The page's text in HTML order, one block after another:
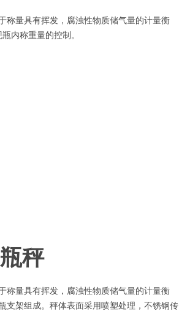
称量具有挥发，腐浊性物质储气量的计量衡
瓶内称重量的控制。
厂钢瓶秤
称量具有挥发，腐浊性物质储气量的计量衡
支架组成。秤体表面采用喷塑处理，不锈钢传